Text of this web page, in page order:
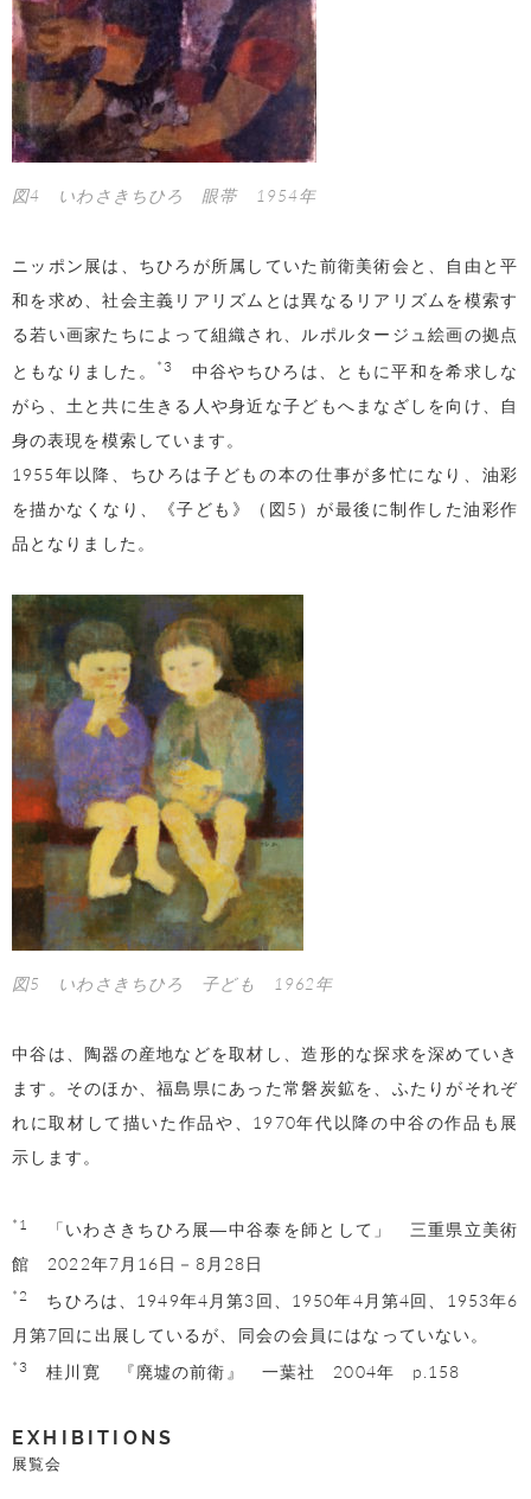
図4 いわさきちひろ 眼帯 1954年
ニッポン展は、ちひろが所属していた前衛美術会と、自由と平
和を求め、社会主義リアリズムとは異なるリアリズムを模索す
る若い画家たちによって組織され、ルポルタージュ絵画の拠点
ともなりました。
*3
中谷やちひろは、ともに平和を希求しな
がら、土と共に生きる人や身近な子どもへまなざしを向け、自
身の表現を模索しています。
1955年以降、ちひろは子どもの本の仕事が多忙になり、油彩
を描かなくなり、《子ども》（図5）が最後に制作した油彩作
品となりました。
図5 いわさきちひろ 子ども 1962年
中谷は、陶器の産地などを取材し、造形的な探求を深めていき
ます。そのほか、福島県にあった常磐炭鉱を、ふたりがそれぞ
れに取材して描いた作品や、1970年代以降の中谷の作品も展
示します。
*1
「いわさきちひろ展―中谷泰を師として」 三重県立美術
館 2022年7月16日－8月28日
*2
ちひろは、1949年4月第3回、1950年4月第4回、1953年6
月第7回に出展しているが、同会の会員にはなっていない。
*3 桂川寛 『廃墟の前衛』 一葉社 2004年 p.158
EXHIBITIONS
展覧会